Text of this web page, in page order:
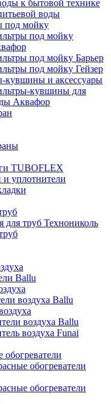
к бытовой технике
воды
под мойку
под мойку
под мойку Барьер
под мойку Гейзер
кувшины и аксессуары
кувшины для
Аквафор
TUBOFLEX
и уплотнители
для труб Технониколь
Ballu
воздуха Ballu
воздуха Ballu
воздуха Funai
обогреватели
обогреватели